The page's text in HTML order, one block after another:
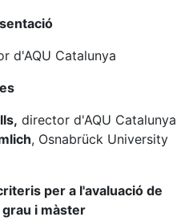
d'AQU Catalunya
director d'AQU Catalunya
, Osnabrück University
per a l'avaluació de
i màster